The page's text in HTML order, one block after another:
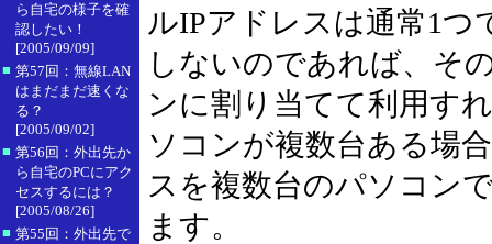
ら自宅の様子を確
認したい！
[2005/09/09]
■ 第57回：無線LAN
はまだまだ速くな
る？
[2005/09/02]
■ 第56回：外出先か
ら自宅のPCにアク
セスするには？
[2005/08/26]
■ 第55回：外出先で
ルIPアドレスは通常1つ
しないのであれば、そ
ンに割り当てて利用す
ソコンが複数台ある場
スを複数台のパソコン
ます。